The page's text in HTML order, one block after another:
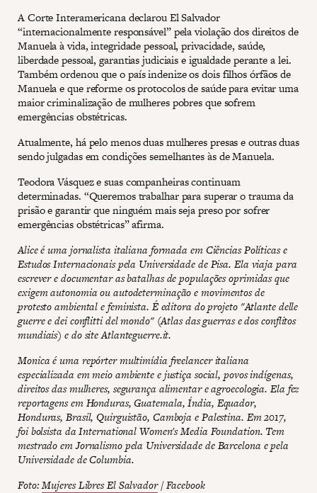
A Corte Interamericana declarou El Salvador
“internacionalmente responsável” pela violação dos direitos de
Manuela à vida, integridade pessoal, privacidade, saúde,
liberdade pessoal, garantias judiciais e igualdade perante a lei.
Também ordenou que o país indenize os dois filhos órfãos de
Manuela e que reforme os protocolos de saúde para evitar uma
maior criminalização de mulheres pobres que sofrem
emergências obstétricas.
Atualmente, há pelo menos duas mulheres presas e outras duas
sendo julgadas em condições semelhantes às de Manuela.
Teodora Vásquez e suas companheiras continuam
determinadas. “Queremos trabalhar para superar o trauma da
prisão e garantir que ninguém mais seja preso por sofrer
emergências obstétricas” afirma.
Alice é uma jornalista italiana formada em Ciências Políticas e
Estudos Internacionais pela Universidade de Pisa. Ela viaja para
escrever e documentar as batalhas de populações oprimidas que
exigem autonomia ou autodeterminação e movimentos de
protesto ambiental e feminista. É editora do projeto "Atlante delle
guerre e dei conflitti del mondo" (Atlas das guerras e dos conflitos
mundiais) e do site Atlanteguerre.it.
Monica é uma repórter multimídia freelancer italiana
especializada em meio ambiente e justiça social, povos indígenas,
direitos das mulheres, segurança alimentar e agroecologia. Ela fez
reportagens em Honduras, Guatemala, Índia, Equador,
Honduras, Brasil, Quirguistão, Camboja e Palestina. Em 2017,
foi bolsista da International Women's Media Foundation. Tem
mestrado em Jornalismo pela Universidade de Barcelona e pela
Universidade de Columbia.
Foto:Mujeres Libres El Salvador/ Facebook